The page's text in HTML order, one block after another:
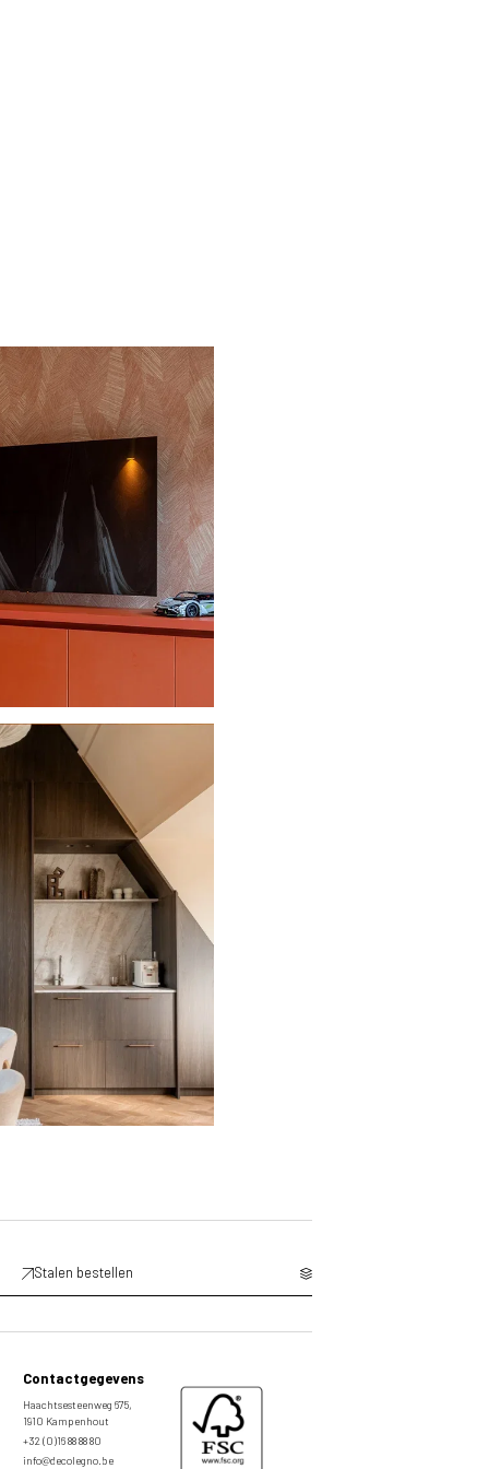
Stalen bestellen
Contactgegevens
Haachtsesteenweg 675,
1910 Kampenhout
+32 (0)16 88 88 80
info@decolegno.be